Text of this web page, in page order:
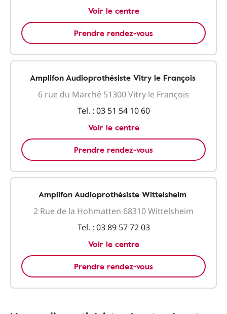
Voir le centre
Prendre rendez-vous
Amplifon Audioprothésiste Vitry le François
6 rue du Marché 51300 Vitry le François
Tel. : 03 51 54 10 60
Voir le centre
Prendre rendez-vous
Amplifon Audioprothésiste Wittelsheim
2 Rue de la Hohmatten 68310 Wittelsheim
Tel. : 03 89 57 72 03
Voir le centre
Prendre rendez-vous